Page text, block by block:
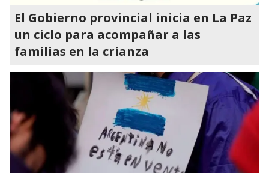
El Gobierno provincial inicia en La Paz
un ciclo para acompañar a las
familias en la crianza